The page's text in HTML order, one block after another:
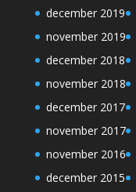
december 2019
november 2019
december 2018
november 2018
december 2017
november 2017
november 2016
december 2015